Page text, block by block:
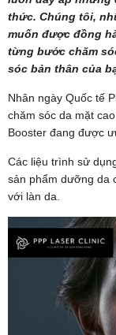
thức. Chúng tôi,
muốn được đồng
từng bước chăm
sóc bản thân của
Nhân ngày Quốc tế
chăm sóc da mặt
Booster đang được
Các liệu trình sử
sản phẩm dưỡng da
với làn da.